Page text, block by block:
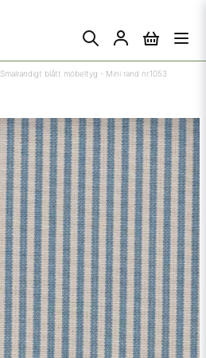
Smalrandigt blått möbeltyg - Mini rand nr.1053